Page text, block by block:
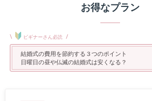
お得なプラン
\ ビギナーさん必読 /
結婚式の費用を節約する３つのポイント
日曜日の昼や仏滅の結婚式は安くなる？